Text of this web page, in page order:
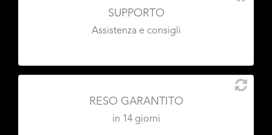
SUPPORTO
Assistenza e consigli
RESO GARANTITO
in 14 giorni